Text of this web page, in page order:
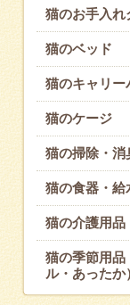
猫のお手入れ
猫のベッド
猫のキャリー
猫のケージ
猫の掃除・消
猫の食器・給
猫の介護用品
猫の季節用品
ル・あったか